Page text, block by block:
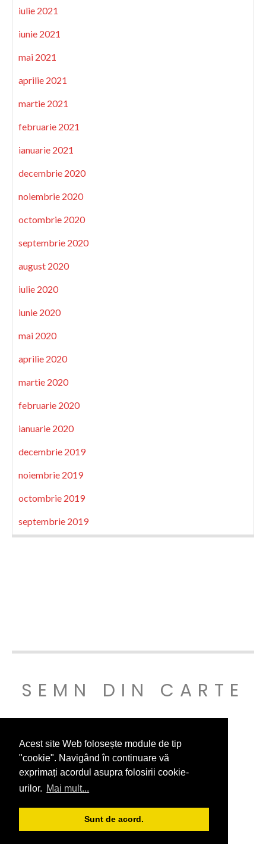
Acest site Web folosește module de tip
"cookie". Navigând în continuare vă
exprimați acordul asupra folosirii cookie-
urilor. Mai mult...
Sunt de acord.
iulie 2021
iunie 2021
mai 2021
aprilie 2021
martie 2021
februarie 2021
ianuarie 2021
decembrie 2020
noiembrie 2020
octombrie 2020
septembrie 2020
august 2020
iulie 2020
iunie 2020
mai 2020
aprilie 2020
martie 2020
februarie 2020
ianuarie 2020
decembrie 2019
noiembrie 2019
octombrie 2019
septembrie 2019
SEMN DIN CARTE